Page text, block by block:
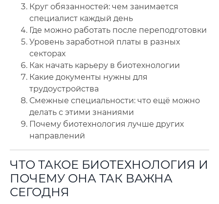
Круг обязанностей: чем занимается
специалист каждый день
Где можно работать после переподготовки
Уровень заработной платы в разных
секторах
Как начать карьеру в биотехнологии
Какие документы нужны для
трудоустройства
Смежные специальности: что ещё можно
делать с этими знаниями
Почему биотехнология лучше других
направлений
ЧТО ТАКОЕ БИОТЕХНОЛОГИЯ И
ПОЧЕМУ ОНА ТАК ВАЖНА
СЕГОДНЯ